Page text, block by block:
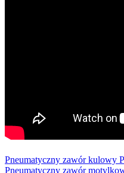
Pneumatyczny zawór kulowy
Pneumatyczny zawór